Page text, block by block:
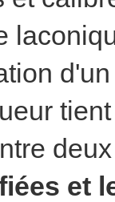
et